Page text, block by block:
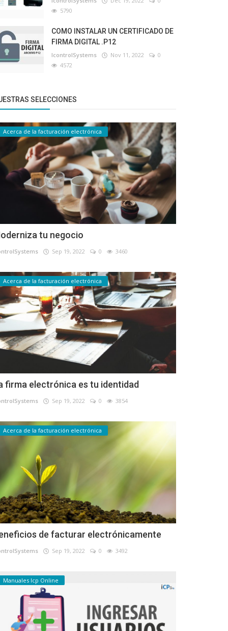
5790
COMO INSTALAR UN CERTIFICADO DE
FIRMA DIGITAL .P12
IcontrolSystems Nov 11, 2022
0
4572
SELECCIONES
Acerca de la facturación electrónica
tu negocio
Sep 19, 2022 0 3460
Acerca de la facturación electrónica
firma electrónica es tu identidad
Sep 19, 2022 0 3854
Acerca de la facturación electrónica
de facturar electrónicamente
Sep 19, 2022 0 3492
Manuales Icp Online